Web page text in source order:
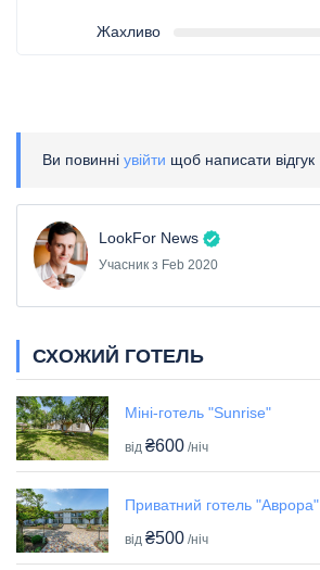
Жахливо
Ви повинні увійти щоб написати відгук
LookFor News
Учасник з Feb 2020
СХОЖИЙ ГОТЕЛЬ
Міні-готель "Sunrise"
від ₴600 /ніч
Приватний готель "Аврора"
від ₴500 /ніч